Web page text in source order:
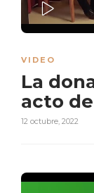
VIDEO
La
acto
12 octubre, 2022